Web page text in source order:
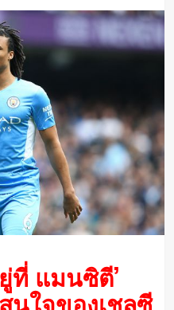
ที่ แมนซิตี’
นใจของเชลซี